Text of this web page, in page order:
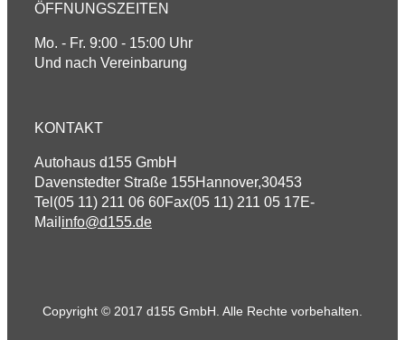
ÖFFNUNGSZEITEN
Mo. - Fr. 9:00 - 15:00 Uhr
Und nach Vereinbarung
KONTAKT
Autohaus d155 GmbH
Davenstedter Straße 155Hannover,30453
Tel (05 11) 211 06 60Fax(05 11) 211 05 17E-
Mail info@d155.de
Copyright © 2017 d155 GmbH. Alle Rechte vorbehalten.